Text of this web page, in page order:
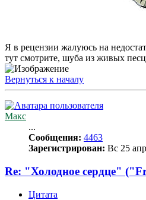
Я в рецензии жалуюсь на
тут смотрите, шуба из живых
Вернуться к началу
Макс
...
Сообщения: 4463
Зарегистрирован: Вс 25
Re: "Холодное сердце"
Цитата